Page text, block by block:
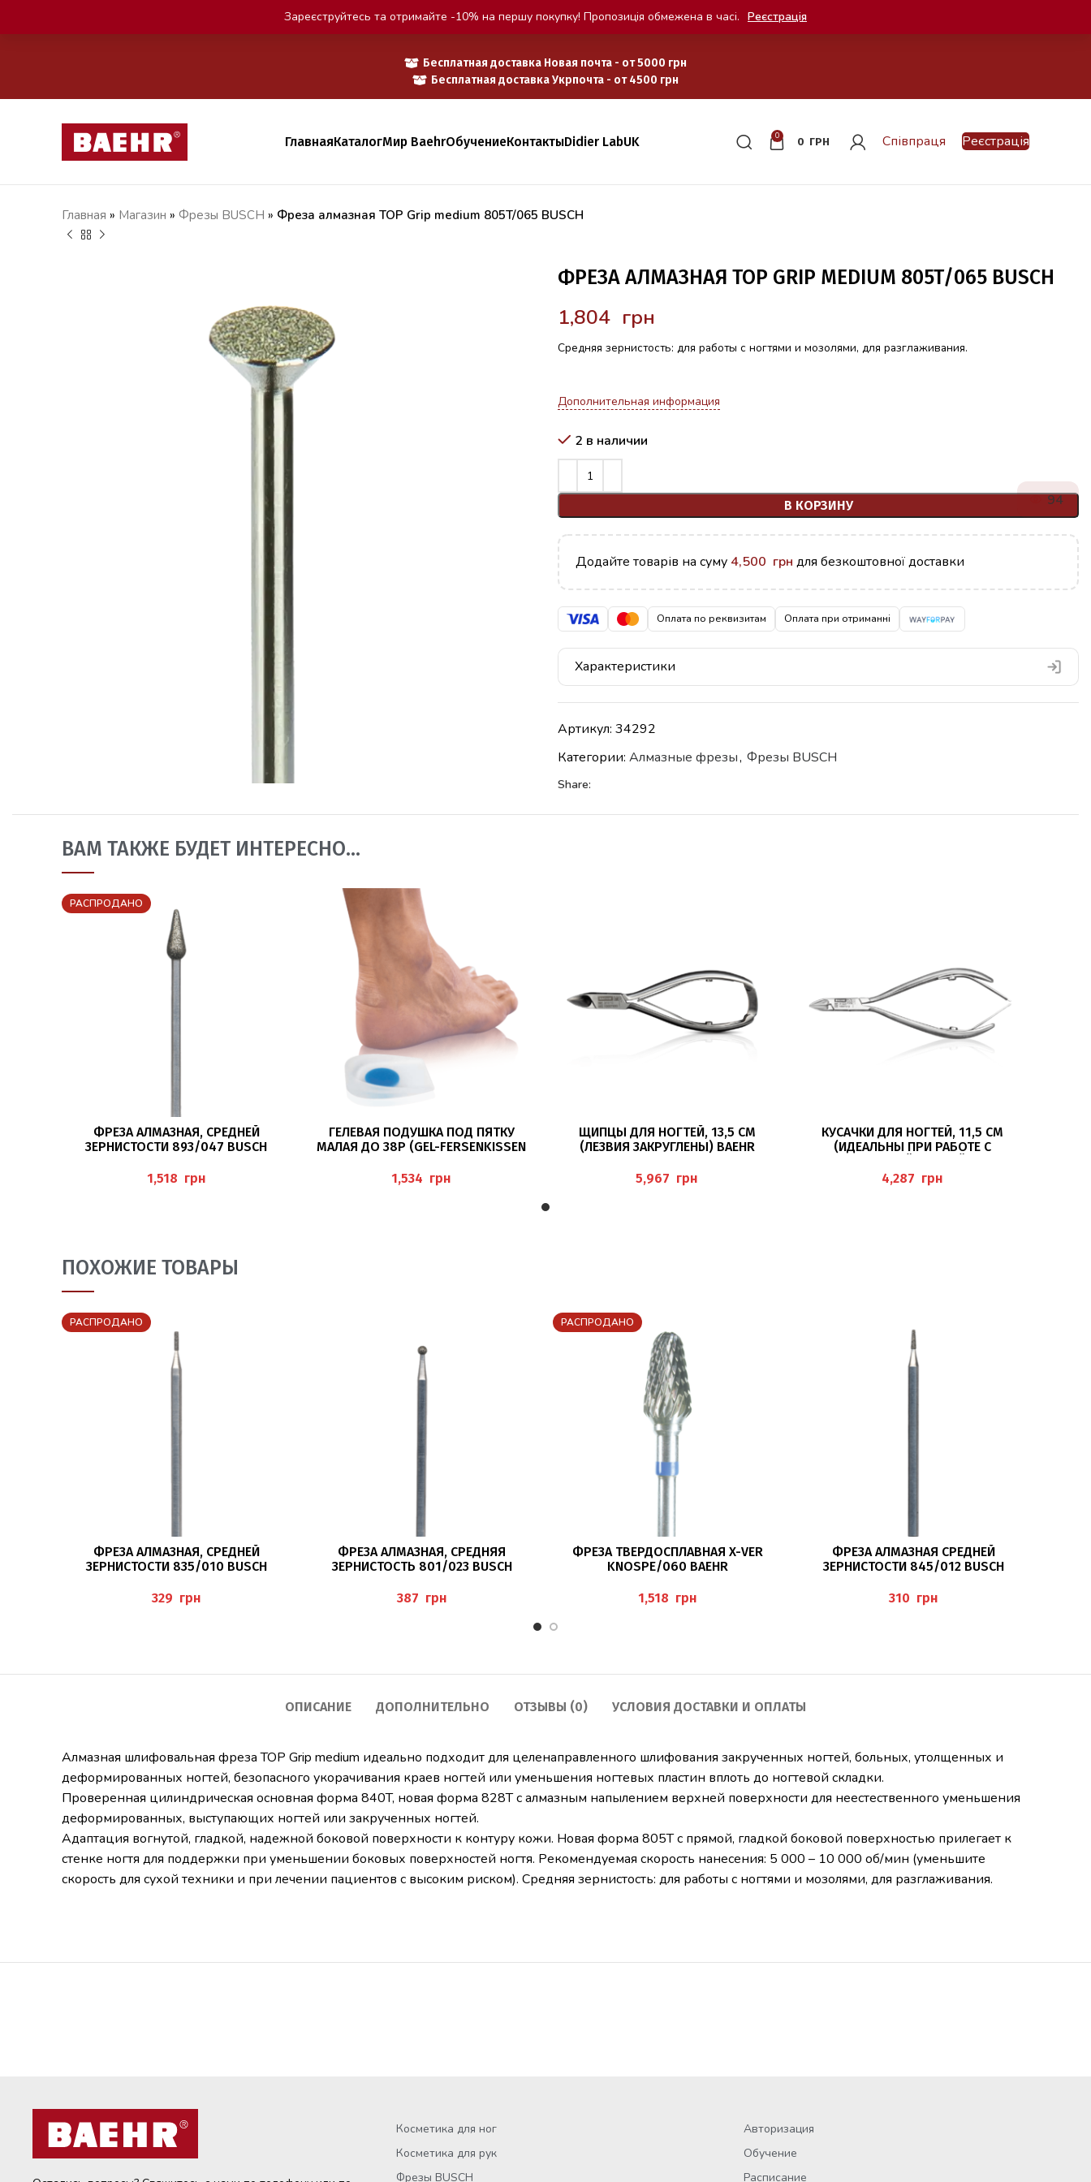
Бесплатная доставка Новая почта - от 5000 грн
Бесплатная доставка Укрпочта - от 4500 грн
ГлавнаяКаталогМир BaehrОбучениеКонтактыDidier LabUK 0
0 ГРН Співпраця Реєстрація
Главная » Магазин » Фрезы BUSCH » Фреза алмазная TOP Grip medium 805T/065 BUSCH
ФРЕЗА АЛМАЗНАЯ TOP GRIP MEDIUM 805T/065 BUSCH
грн
Средняя зернистость: для работы с ногтями и мозолями, для разглаживания.
Дополнительная информация
2 в наличии
В КОРЗИНУ 94
Додайте товарів на суму 4,500 грн для безкоштовної доставки
Оплата по реквизитам Оплата при отриманні
Характеристики
Артикул: 34292
Категории: Алмазные фрезы, Фрезы BUSCH
Share:
ВАМ ТАКЖЕ БУДЕТ ИНТЕРЕСНО…
РАСПРОДАНО
ПОДРОБНЕЕ
ФРЕЗА АЛМАЗНАЯ, СРЕДНЕЙ
ЗЕРНИСТОСТИ 893/047 BUSCH
грн
В КОРЗИНУ
ГЕЛЕВАЯ ПОДУШКА ПОД ПЯТКУ
МАЛАЯ ДО 38Р (GEL-FERSENKISSEN
грн
В КОРЗИНУ
ЩИПЦЫ ДЛЯ НОГТЕЙ, 13,5 СМ
(ЛЕЗВИЯ ЗАКРУГЛЕНЫ) BAEHR
грн
В КОРЗИНУ
КУСАЧКИ ДЛЯ НОГТЕЙ, 11,5 СМ
(ИДЕАЛЬНЫ ПРИ РАБОТЕ С
грн
ПОХОЖИЕ ТОВАРЫ
РАСПРОДАНО
ПОДРОБНЕЕ
ФРЕЗА АЛМАЗНАЯ, СРЕДНЕЙ
ЗЕРНИСТОСТИ 835/010 BUSCH
грн
В КОРЗИНУ
ФРЕЗА АЛМАЗНАЯ, СРЕДНЯЯ
ЗЕРНИСТОСТЬ 801/023 BUSCH
грн
РАСПРОДАНО
ПОДРОБНЕЕ
ФРЕЗА ТВЕРДОСПЛАВНАЯ X-VER
KNOSPE/060 BAEHR
грн
В КОРЗИНУ
ФРЕЗА АЛМАЗНАЯ СРЕДНЕЙ
ЗЕРНИСТОСТИ 845/012 BUSCH
грн
ОПИСАНИЕ ДОПОЛНИТЕЛЬНО ОТЗЫВЫ (0) УСЛОВИЯ ДОСТАВКИ И ОПЛАТЫ
Алмазная шлифовальная фреза TOP Grip medium идеально подходит для целенаправленного шлифования закрученных ногтей, больных, утолщенных и
деформированных ногтей, безопасного укорачивания краев ногтей или уменьшения ногтевых пластин вплоть до ногтевой складки.
Проверенная цилиндрическая основная форма 840T, новая форма 828T с алмазным напылением верхней поверхности для неестественного уменьшения
деформированных, выступающих ногтей или закрученных ногтей.
Адаптация вогнутой, гладкой, надежной боковой поверхности к контуру кожи. Новая форма 805T с прямой, гладкой боковой поверхностью прилегает к
стенке ногтя для поддержки при уменьшении боковых поверхностей ногтя. Рекомендуемая скорость нанесения: 5 000 – 10 000 об/мин (уменьшите
скорость для сухой техники и при лечении пациентов с высоким риском). Средняя зернистость: для работы с ногтями и мозолями, для разглаживания.
Косметика для ног
Косметика для рук
Фрезы BUSCH
Авторизация
Обучение
Расписание
Зареєструйтесь та отримайте -10% на першу покупку! Пропозиція обмежена в часі. Реєстрація